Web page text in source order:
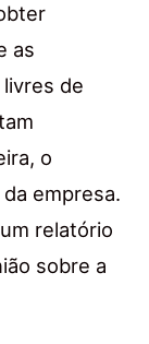
as
de
o
empresa.
relatório
sobre a